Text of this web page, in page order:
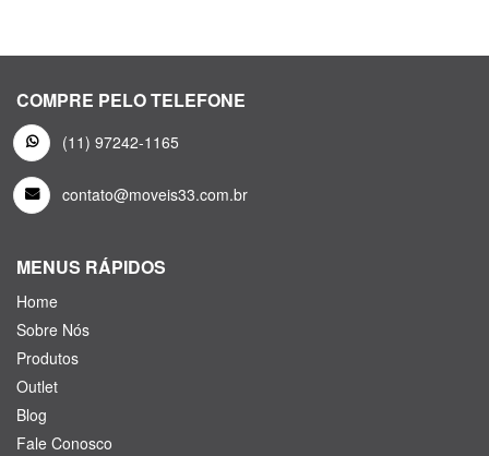
COMPRE PELO TELEFONE
(11) 97242-1165
contato@moveis33.com.br
MENUS RÁPIDOS
Home
Sobre Nós
Produtos
Outlet
Blog
Fale Conosco